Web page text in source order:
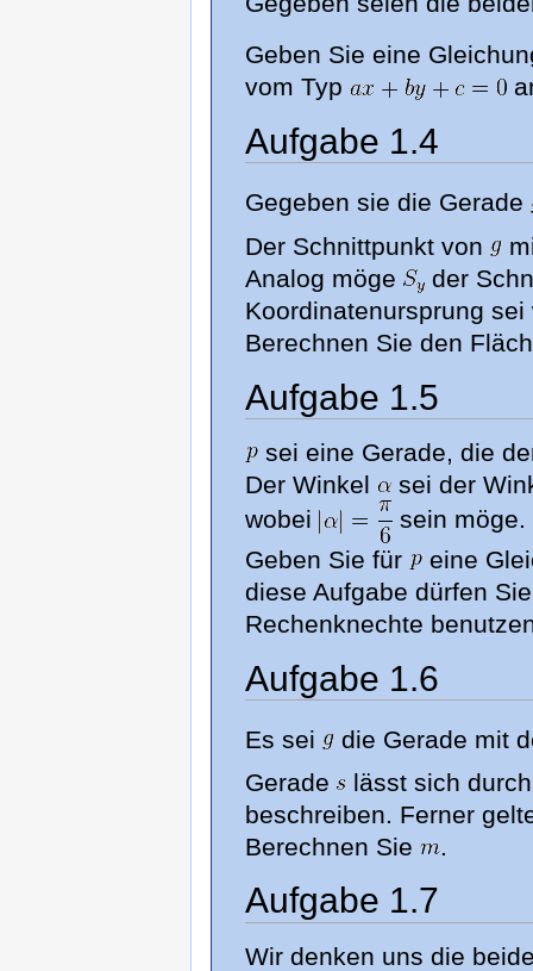
Geben Sie eine
vom Typ
Aufgabe 1.4
Gegeben sie die Gerade
Der Schnittpunkt von
Analog möge
der
Koordinatenursprung
Berechnen Sie den
Aufgabe 1.5
sei eine Gerade, die
Der Winkel
sei der
wobei
sein möge.
Geben Sie für
eine
diese Aufgabe dürfen
Rechenknechte
Aufgabe 1.6
Es sei
die Gerade mit
Gerade
lässt sich
beschreiben. Ferner
Berechnen Sie
.
Aufgabe 1.7
Wir denken uns die